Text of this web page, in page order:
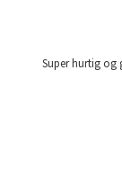
Super hurtig og